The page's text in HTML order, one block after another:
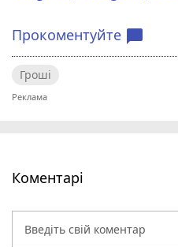
Прокоментуйте chat_bubble
Гроші
Коментарі